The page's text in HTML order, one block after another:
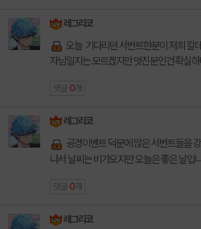
레그리코
오늘 기다리던 서번트한분이 저희 칼
자님일지는 모르겠지만 멋진분인건 확실
댓글 0 개
레그리코
공경이벤트 덕분에 많은 서번트들을
나서 날씨는 비가오지만 오늘은 좋은 날입
댓글 0 개
레그리코